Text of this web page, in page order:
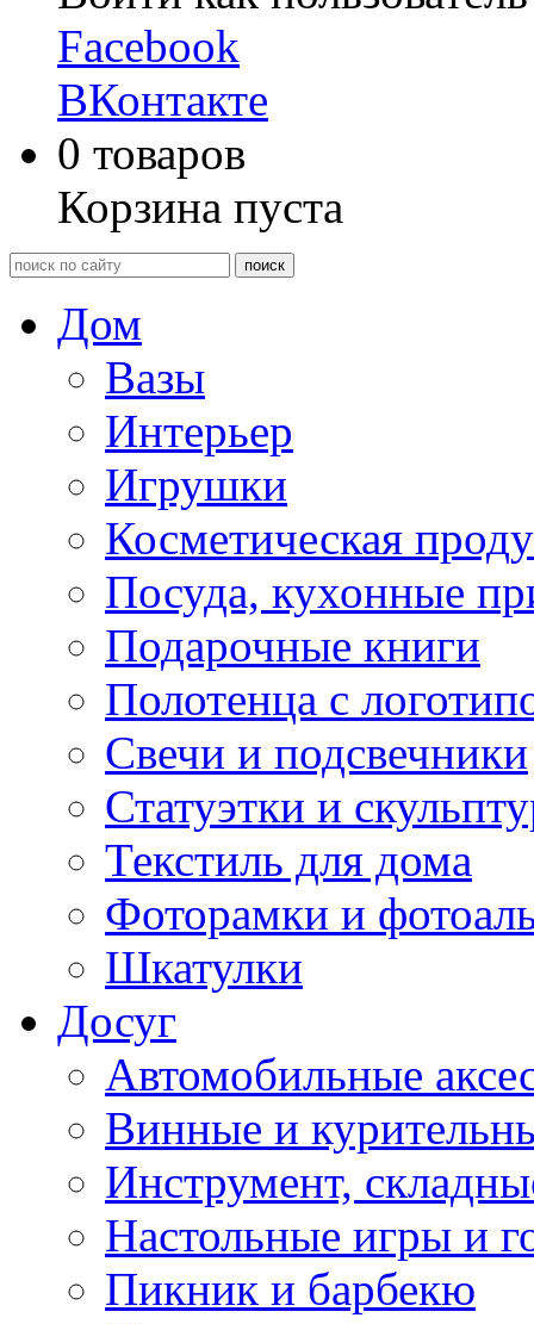
Facebook
ВКонтакте
0 товаров
Корзина пуста
Дом
Вазы
Интерьер
Игрушки
Косметическая
Посуда, кухонные
Подарочные книги
Полотенца с
Свечи и подсвечники
Статуэтки и
Текстиль для дома
Фоторамки и
Шкатулки
Досуг
Автомобильные
Винные и
Инструмент,
Настольные игры и
Пикник и барбекю